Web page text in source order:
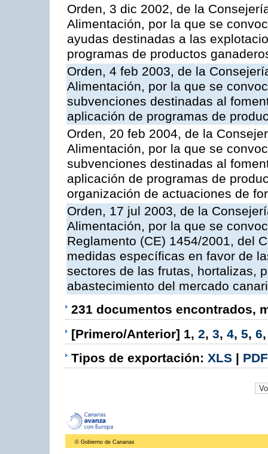
Orden, 3 dic 2002, de la
Alimentación, por la que se
ayudas destinadas a las
programas de productos
Orden, 4 feb 2003, de la
Alimentación, por la que se
subvenciones destinadas al
aplicación de programas de
Orden, 20 feb 2004, de la
Alimentación, por la que se
subvenciones destinadas al
aplicación de programas de
organización de actuaciones de
Orden, 17 jul 2003, de la
Alimentación, por la que se
Reglamento (CE) 1454/2001, del
medidas específicas en favor de
sectores de las frutas, hortalizas,
abastecimiento del mercado
231 documentos encontrados,
[Primero/Anterior] 1, 2, 3, 4, 5, 6
Tipos de exportación: XLS | PDF
© Gobierno de Canarias